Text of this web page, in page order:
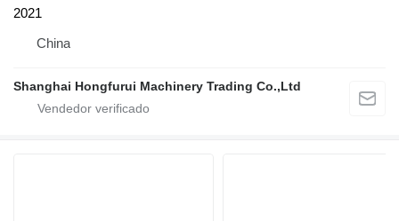
2021
China
Shanghai Hongfurui Machinery Trading Co.,Ltd